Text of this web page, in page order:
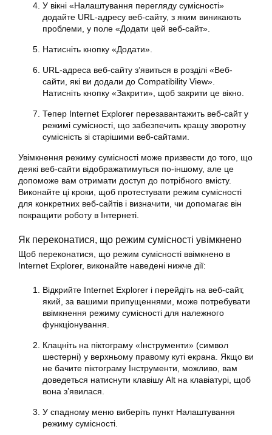
У вікні «Налаштування перегляду сумісності»
додайте URL-адресу веб-сайту, з яким виникають
проблеми, у поле «Додати цей веб-сайт».
Натисніть кнопку «Додати».
URL-адреса веб-сайту з’явиться в розділі «Веб-
сайти, які ви додали до Compatibility View».
Натисніть кнопку «Закрити», щоб закрити це вікно.
Тепер Internet Explorer перезавантажить веб-сайт у
режимі сумісності, що забезпечить кращу зворотну
сумісність зі старішими веб-сайтами.
Увімкнення режиму сумісності може призвести до того, що
деякі веб-сайти відображатимуться по-іншому, але це
допоможе вам отримати доступ до потрібного вмісту.
Виконайте ці кроки, щоб протестувати режим сумісності
для конкретних веб-сайтів і визначити, чи допомагає він
покращити роботу в Інтернеті.
Як переконатися, що режим сумісності увімкнено
Щоб переконатися, що режим сумісності ввімкнено в
Internet Explorer, виконайте наведені нижче дії:
Відкрийте Internet Explorer і перейдіть на веб-сайт,
який, за вашими припущеннями, може потребувати
ввімкнення режиму сумісності для належного
функціонування.
Клацніть на піктограму «Інструменти» (символ
шестерні) у верхньому правому куті екрана. Якщо ви
не бачите піктограму Інструменти, можливо, вам
доведеться натиснути клавішу Alt на клавіатурі, щоб
вона з’явилася.
У спадному меню виберіть пункт Налаштування
режиму сумісності.